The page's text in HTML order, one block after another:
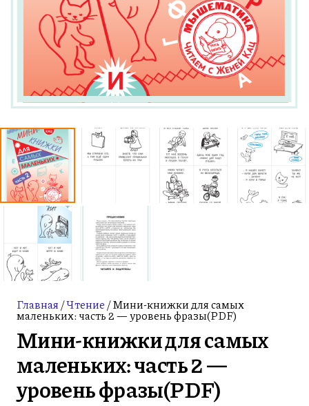
Главная/Чтение / Мини-книжки для самых
маленьких: часть 2 — уровень фразы(PDF)
Мини-книжки для самых
маленьких: часть 2 —
уровень фразы(PDF)